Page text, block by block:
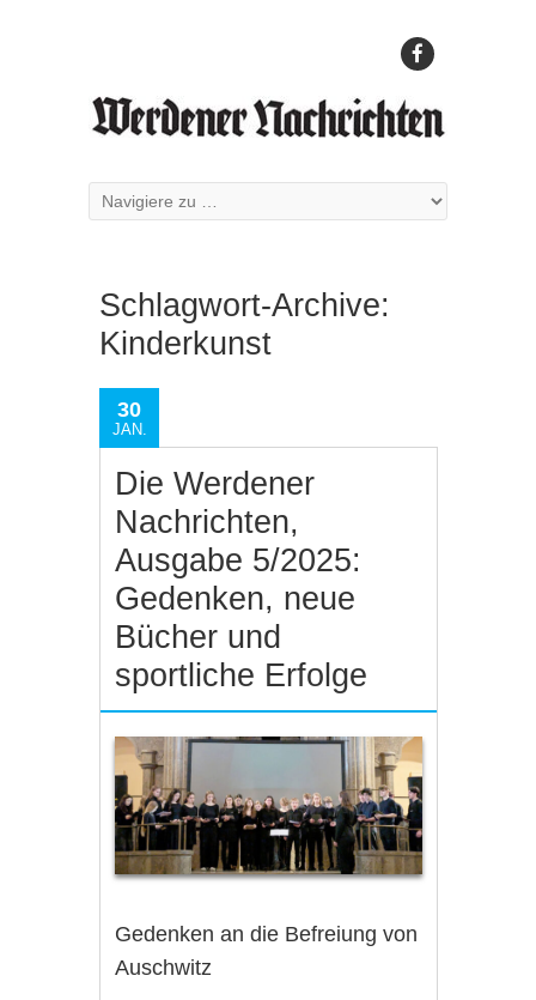
Schlagwort-Archive:
Kinderkunst
30
JAN.
Die Werdener
Nachrichten,
Ausgabe 5/2025:
Gedenken, neue
Bücher und
sportliche Erfolge
Gedenken an die Befreiung von
Auschwitz